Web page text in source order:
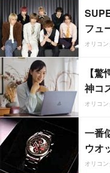
フュ
オリコ
【
神コ
オリコ
一番
ウオ
オリコ